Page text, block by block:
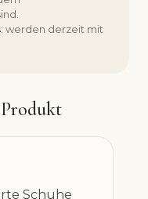
werden derzeit mit
Schuhe